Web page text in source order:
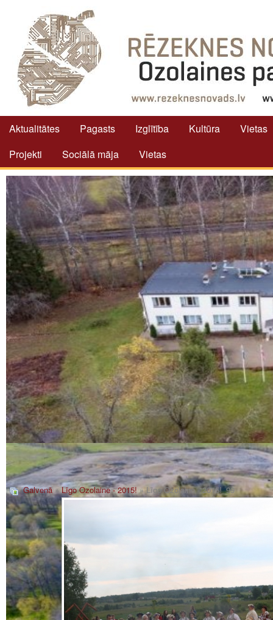
Aktualitātes Pagasts Izglītība Kultūra
Vietas
Projekti
Sociālā māja Vietas
Galvenā»Līgo Ozolaine - 2015!» Līgo Ozolaine - 2015!_99